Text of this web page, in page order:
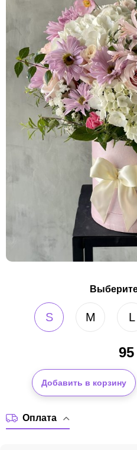
S M L
95
Добавить в корзину
Оплата